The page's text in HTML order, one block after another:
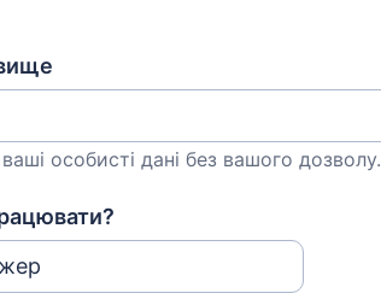
особисті дані без вашого дозволу.